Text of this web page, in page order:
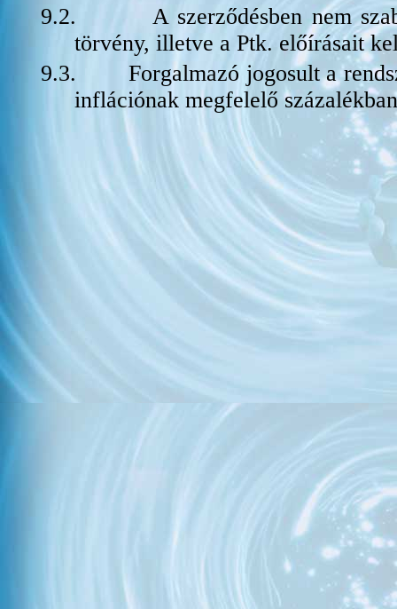
9.2.
A szerződésben nem
törvény, illetve a Ptk. előírásait
9.3.
Forgalmazó jogosult a
inflációnak megfelelő